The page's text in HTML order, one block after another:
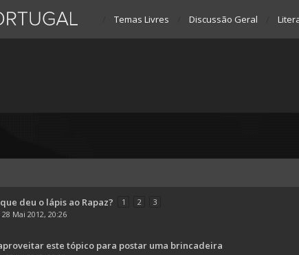
Temas Livres Discussão Geral
deu o lápis ao Rapaz? 1 2
3
28 Mai 2012, 20:26
este tópico para postar uma brincadeira